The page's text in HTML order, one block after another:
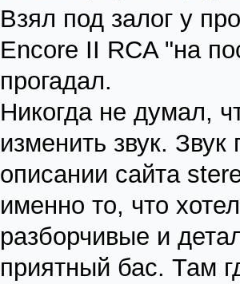
Взял под залог у
Encore II RCA "на
прогадал.
Никогда не думал,
изменить звук.
описании сайта
именно то, что
разборчивые и
приятный бас. Там